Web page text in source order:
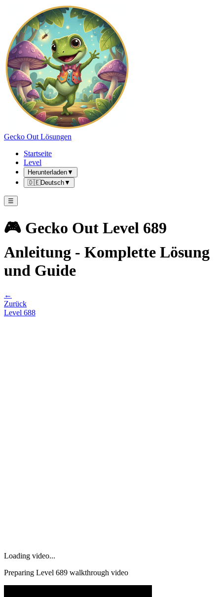
Gecko Out Lösungen
Startseite
Level
Herunterladen▼
🇩🇪Deutsch▼
☰
🎮 Gecko Out Level 689
Anleitung - Komplette Lösung
und Guide
←
Zurück
Level 688
Loading video...
Preparing Level 689 walkthrough video